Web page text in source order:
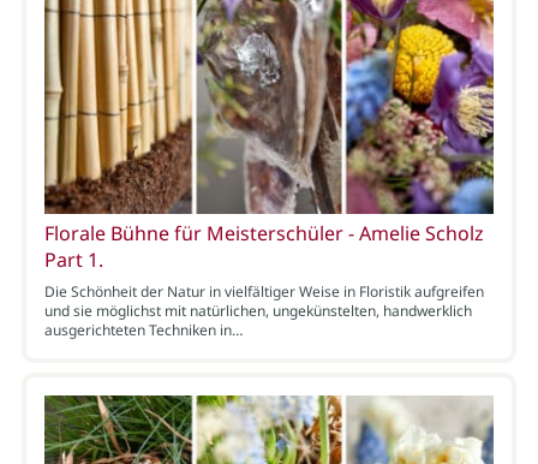
Florale Bühne für Meisterschüler - Amelie Scholz
Part 1.
Die Schönheit der Natur in vielfältiger Weise in Floristik aufgreifen
und sie möglichst mit natürlichen, ungekünstelten, handwerklich
ausgerichteten Techniken in…